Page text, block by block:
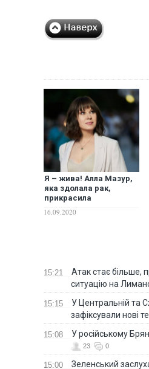
Я – жива! Алла Мазур,
яка здолала рак,
прикрасила
ФОТО
16.09.2020
15:21
Атак стає більше,
ситуацію на
15:15
У Центральній та
зафіксували нові
15:08 У російському
23 0
15:00
Зеленський